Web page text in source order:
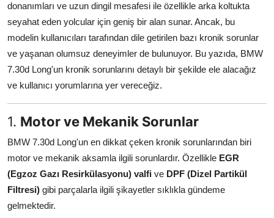
Klima & Konfor
Aydınlatma & Görüş
Şanzıman & Aktarma
Dizel Sistemler
Multimedya & Elektronik
donanımları ve uzun dingil mesafesi ile özellikle arka koltukta
seyahat eden yolcular için geniş bir alan sunar. Ancak, bu
modelin kullanıcıları tarafından dile getirilen bazı kronik sorunlar
ve yaşanan olumsuz deneyimler de bulunuyor. Bu yazıda, BMW
7.30d Long'un kronik sorunlarını detaylı bir şekilde ele alacağız
ve kullanıcı yorumlarına yer vereceğiz.
1. Motor ve Mekanik Sorunlar
BMW 7.30d Long'un en dikkat çeken kronik sorunlarından biri
motor ve mekanik aksamla ilgili sorunlardır. Özellikle EGR
(Egzoz Gazı Resirkülasyonu) valfi ve DPF (Dizel Partikül
Filtresi) gibi parçalarla ilgili şikayetler sıklıkla gündeme
gelmektedir.